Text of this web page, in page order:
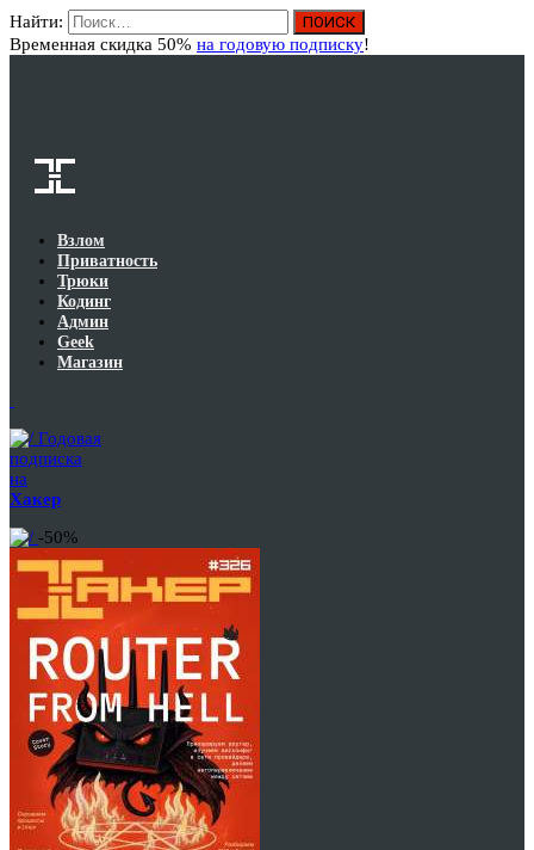
Найти:
Временная скидка 50% на годовую подписку!
Взлом
Приватность
Трюки
Кодинг
Админ
Geek
Магазин
Годовая
подписка
на
Хакер
-50%